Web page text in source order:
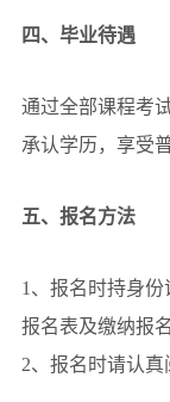
四、毕业待遇
通过全部课程考
承认学历，享受
五、报名方法
1、报名时持身
报名表及缴纳报
2、报名时请认真